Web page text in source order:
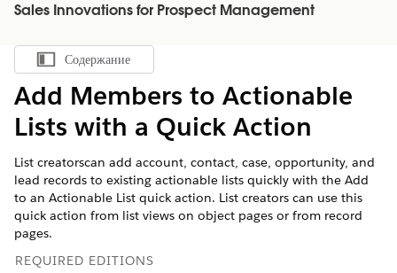
Sales Innovations for Prospect Management
Показать содержание
Содержание
Add Members to Actionable
Lists with a Quick Action
List creatorscan add account, contact, case, opportunity, and
lead records to existing actionable lists quickly with the Add
to an Actionable List quick action. List creators can use this
quick action from list views on object pages or from record
pages.
REQUIRED EDITIONS